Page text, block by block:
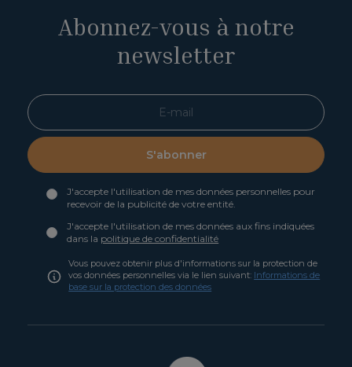
Abonnez-vous à notre
newsletter
S'abonner
J'accepte l'utilisation de mes données personnelles pour
recevoir de la publicité de votre entité.
J'accepte l'utilisation de mes données aux fins indiquées
dans la politique de confidentialité
Vous pouvez obtenir plus d'informations sur la protection de
vos données personnelles via le lien suivant: Informations de
base sur la protection des données